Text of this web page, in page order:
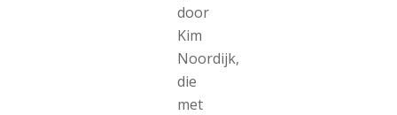
door
Kim
Noordijk,
die
met